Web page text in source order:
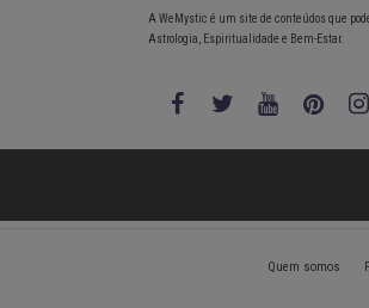
A WeMystic é um site de conteúdos que
Astrologia, Espiritualidade e Bem-Estar.
Quem somos